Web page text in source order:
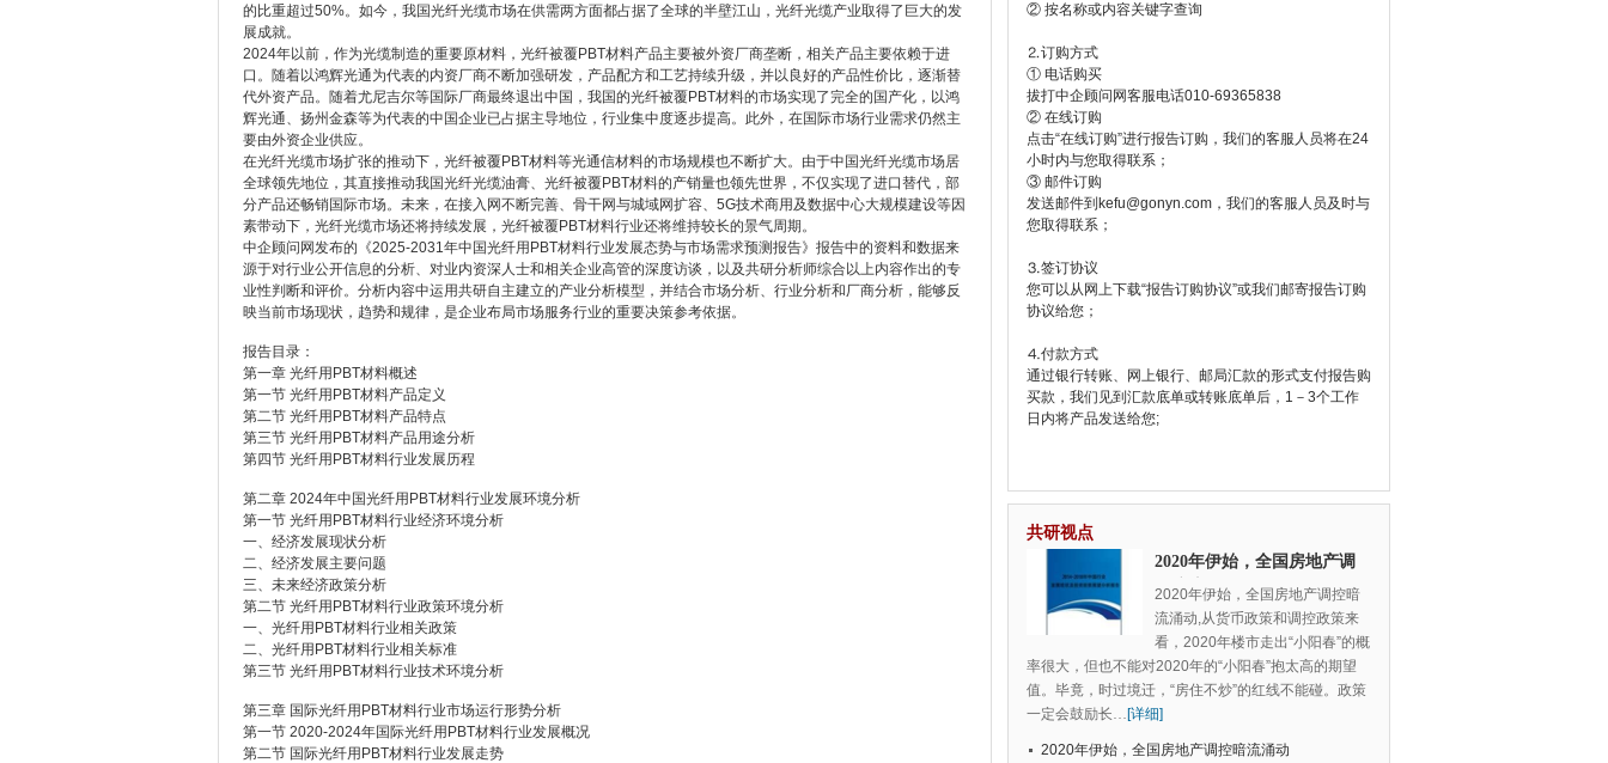
的比重超过50%。如今，我国光纤光缆市场在供需两方面都占据了全球的半壁江山，光纤光缆产业取得了巨大的发
展成就。
2024年以前，作为光缆制造的重要原材料，光纤被覆PBT材料产品主要被外资厂商垄断，相关产品主要依赖于进
口。随着以鸿辉光通为代表的内资厂商不断加强研发，产品配方和工艺持续升级，并以良好的产品性价比，逐渐替
代外资产品。随着尤尼吉尔等国际厂商最终退出中国，我国的光纤被覆PBT材料的市场实现了完全的国产化，以鸿
辉光通、扬州金森等为代表的中国企业已占据主导地位，行业集中度逐步提高。此外，在国际市场行业需求仍然主
要由外资企业供应。
在光纤光缆市场扩张的推动下，光纤被覆PBT材料等光通信材料的市场规模也不断扩大。由于中国光纤光缆市场居
全球领先地位，其直接推动我国光纤光缆油膏、光纤被覆PBT材料的产销量也领先世界，不仅实现了进口替代，部
分产品还畅销国际市场。未来，在接入网不断完善、骨干网与城域网扩容、5G技术商用及数据中心大规模建设等因
素带动下，光纤光缆市场还将持续发展，光纤被覆PBT材料行业还将维持较长的景气周期。
中企顾问网发布的《2025-2031年中国光纤用PBT材料行业发展态势与市场需求预测报告》报告中的资料和数据来
源于对行业公开信息的分析、对业内资深人士和相关企业高管的深度访谈，以及共研分析师综合以上内容作出的专
业性判断和评价。分析内容中运用共研自主建立的产业分析模型，并结合市场分析、行业分析和厂商分析，能够反
映当前市场现状，趋势和规律，是企业布局市场服务行业的重要决策参考依据。
报告目录：
第一章 光纤用PBT材料概述
第一节 光纤用PBT材料产品定义
第二节 光纤用PBT材料产品特点
第三节 光纤用PBT材料产品用途分析
第四节 光纤用PBT材料行业发展历程
第二章 2024年中国光纤用PBT材料行业发展环境分析
第一节 光纤用PBT材料行业经济环境分析
一、经济发展现状分析
二、经济发展主要问题
三、未来经济政策分析
第二节 光纤用PBT材料行业政策环境分析
一、光纤用PBT材料行业相关政策
二、光纤用PBT材料行业相关标准
第三节 光纤用PBT材料行业技术环境分析
第三章 国际光纤用PBT材料行业市场运行形势分析
第一节 2020-2024年国际光纤用PBT材料行业发展概况
第二节 国际光纤用PBT材料行业发展走势
② 按名称或内容关键字查询
⒉订购方式
① 电话购买
拔打中企顾问网客服电话010-69365838
② 在线订购
点击“在线订购”进行报告订购，我们的客服人员将在24
小时内与您取得联系；
③ 邮件订购
发送邮件到kefu@gonyn.com，我们的客服人员及时与
您取得联系；
⒊签订协议
您可以从网上下载“报告订购协议”或我们邮寄报告订购
协议给您；
⒋付款方式
通过银行转账、网上银行、邮局汇款的形式支付报告购
买款，我们见到汇款底单或转账底单后，1－3个工作
日内将产品发送给您;
共研视点
2020年伊始，全国房地产调
控暗流涌动
2020年伊始，全国房地产调控暗
流涌动,从货币政策和调控政策来
看，2020年楼市走出“小阳春”的概
率很大，但也不能对2020年的“小阳春”抱太高的期望
值。毕竟，时过境迁，“房住不炒”的红线不能碰。政策
一定会鼓励长…[详细]
2020年伊始，全国房地产调控暗流涌动